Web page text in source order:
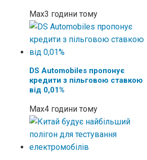
Max3 години тому
DS Automobiles пропонує
кредити з пільговою ставкою
від 0,01%
Max4 години тому